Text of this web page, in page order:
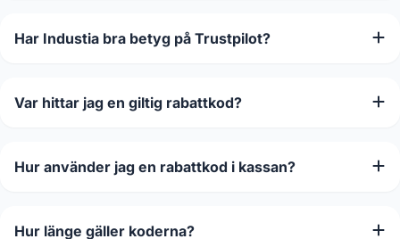
Har Industia bra betyg på Trustpilot?
Var hittar jag en giltig rabattkod?
Hur använder jag en rabattkod i kassan?
Hur länge gäller koderna?